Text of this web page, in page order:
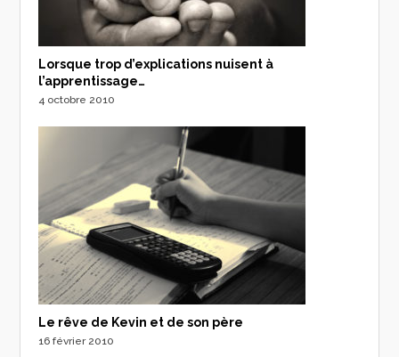
Lorsque trop d’explications nuisent à
l’apprentissage…
4 octobre 2010
Le rêve de Kevin et de son père
16 février 2010